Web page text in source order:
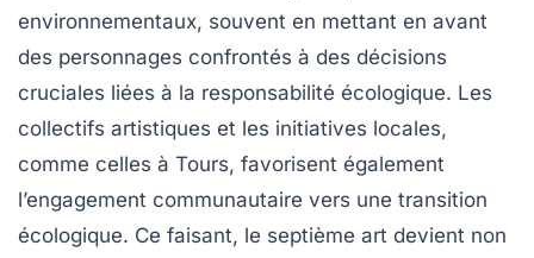
environnementaux, souvent en mettant en avant
des personnages confrontés à des décisions
cruciales liées à la responsabilité écologique. Les
collectifs artistiques et les initiatives locales,
comme celles à Tours, favorisent également
l’engagement communautaire vers une transition
écologique. Ce faisant, le septième art devient non